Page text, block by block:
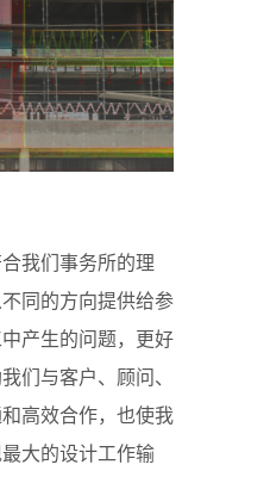
我们事务所的理
同的方向提供给参
产生的问题，更好
们与客户、顾问、
高效合作，也使我
大的设计工作输